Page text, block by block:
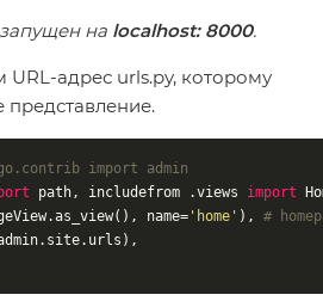
на localhost: 8000.
адрес urls.py, которому
import admin
path, includefrom .views import
name= 'home' ), #